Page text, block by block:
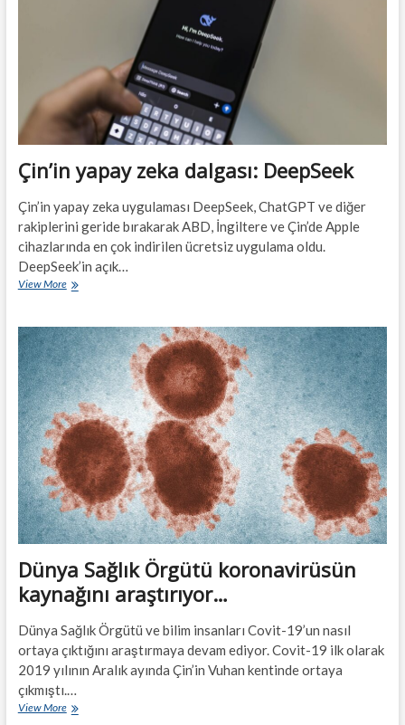
geçebilir
mi?
Çin’in yapay zeka dalgası: DeepSeek
Çin’in yapay zeka uygulaması DeepSeek, ChatGPT ve diğer
rakiplerini geride bırakarak ABD, İngiltere ve Çin’de Apple
cihazlarında en çok indirilen ücretsiz uygulama oldu.
DeepSeek’in açık…
View MoreÇin’in
dalgası:
DeepSeek
Dünya Sağlık Örgütü koronavirüsün
kaynağını araştırıyor…
Dünya Sağlık Örgütü ve bilim insanları Covit-19’un nasıl
ortaya çıktığını araştırmaya devam ediyor. Covit-19 ilk olarak
2019 yılının Aralık ayında Çin’in Vuhan kentinde ortaya
çıkmıştı.…
View MoreDünya